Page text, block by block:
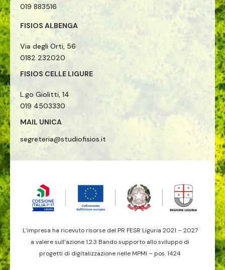
019 883516
FISIOS ALBENGA
Via degli Orti, 56
0182 232020
FISIOS CELLE LIGURE
L.go Giolitti, 14
019 4503330
MAIL UNICA
segreteria@studiofisios.it
L’impresa ha ricevuto risorse del PR FESR Liguria 2021 – 2027
a valere sull’azione 1.2.3 Bando supporto allo sviluppo di
progetti di digitalizzazione nelle MPMI – pos. 1424